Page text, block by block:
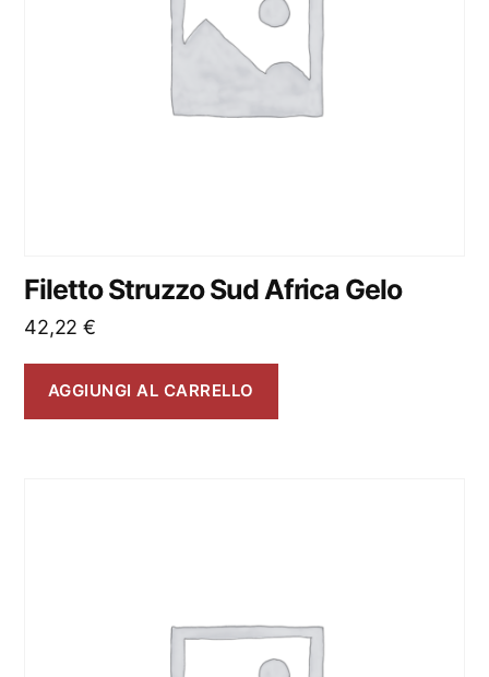
Filetto Struzzo Sud Africa Gelo
42,22 €
AGGIUNGI AL CARRELLO